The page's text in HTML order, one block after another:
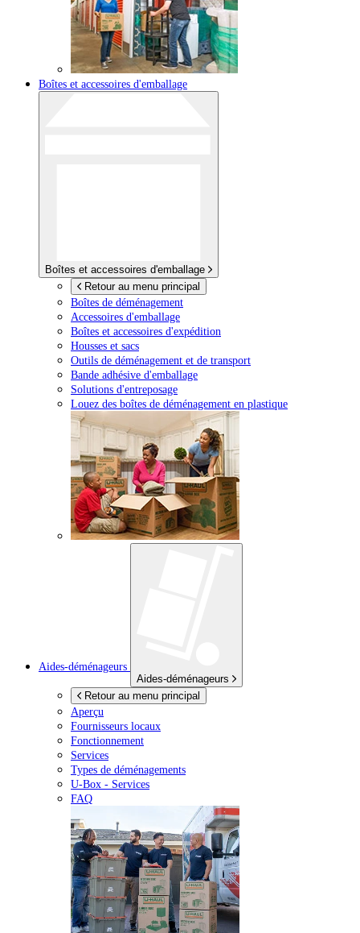
Boîtes et accessoires d'emballage
Boîtes et accessoires d'emballage
Retour au menu principal
Boîtes de déménagement
Accessoires d'emballage
Boîtes et accessoires d'expédition
Housses et sacs
Outils de déménagement et de transport
Bande adhésive d'emballage
Solutions d'entreposage
Louez des boîtes de déménagement en plastique
Aides-déménageurs
Aides-déménageurs
Retour au menu principal
Aperçu
Fournisseurs locaux
Fonctionnement
Services
Types de déménagements
U-Box - Services
FAQ